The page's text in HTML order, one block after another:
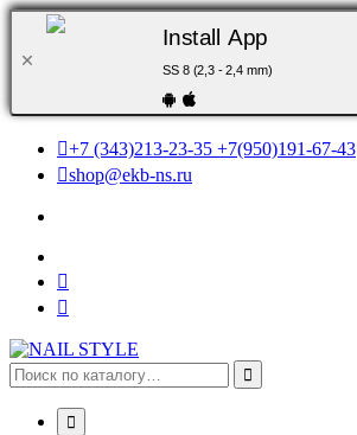
Install App
SS 8 (2,3 - 2,4 mm)
+7 (343)213-23-35 +7(950)191-67-43
shop@ekb-ns.ru